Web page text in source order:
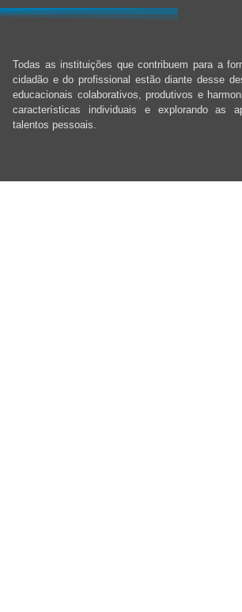
Todas as instituições que contribuem para a
cidadão e do profissional estão diante desse
educacionais colaborativos, produtivos e
características individuais e explorando as
talentos pessoais.